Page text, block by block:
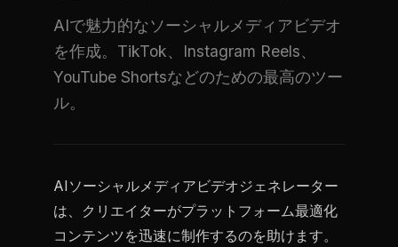
AIで魅力的なソーシャルメディアビデオ
を作成。TikTok、Instagram Reels、
YouTube Shortsなどのための最高のツー
ル。
AIソーシャルメディアビデオジェネレーター
は、クリエイターがプラットフォーム最適化
コンテンツを迅速に制作するのを助けます。